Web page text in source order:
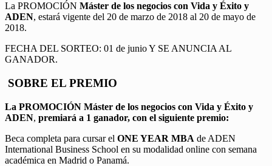
La PROMOCIÓN Máster de los negocios con Vida y Éxito y
ADEN, estará vigente del 20 de marzo de 2018 al 20 de mayo de
2018.
FECHA DEL SORTEO: 01 de junio Y SE ANUNCIA AL
GANADOR.
SOBRE EL PREMIO
La PROMOCIÓN Máster de los negocios con Vida y Éxito y
ADEN, premiará a 1 ganador, con el siguiente premio:
Beca completa para cursar el ONE YEAR MBA de ADEN
International Business School en su modalidad online con semana
académica en Madrid o Panamá.